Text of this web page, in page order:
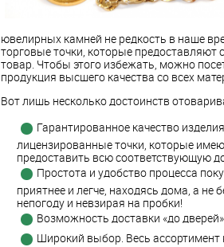
ювелирных камней не редкость в наше
торговые точки, которые
товар. Чтобы этого избежать, можно
продукция высшего качества со всех
Вот лишь несколько достоинств
Гарантированное качество
лицензированные точки, которые
предоставить всю соответствующую
Простота и удобство процесса
приятнее и легче, находясь дома, а
непогоду и невзирая на пробки!
Возможность доставки «до
Широкий выбор. Весь ассортимент